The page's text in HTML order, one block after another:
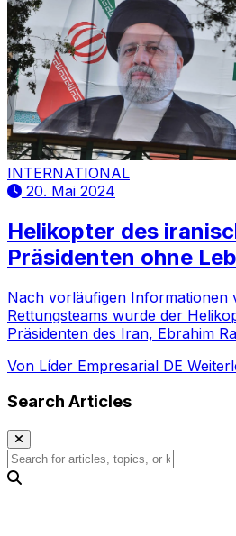
INTERNATIONAL
20. Mai 2024
Helikopter des
Präsidenten ohne
Nach vorläufigen Informationen
Rettungsteams wurde der
Präsidenten des Iran, Ebrahim
ohne Lebenszeichen der
Von Líder Empresarial DE
Search Articles